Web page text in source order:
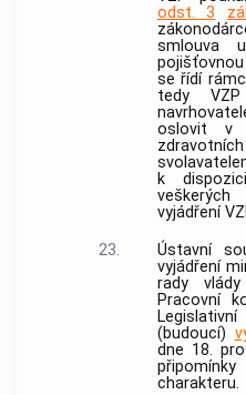
odst. 3
smlouva
se řídí
tedy
oslovit v
k
vyjádření
23.
Ústavní
vyjádření
rady
Pracovní
(budoucí)
dne 18.
charakteru.